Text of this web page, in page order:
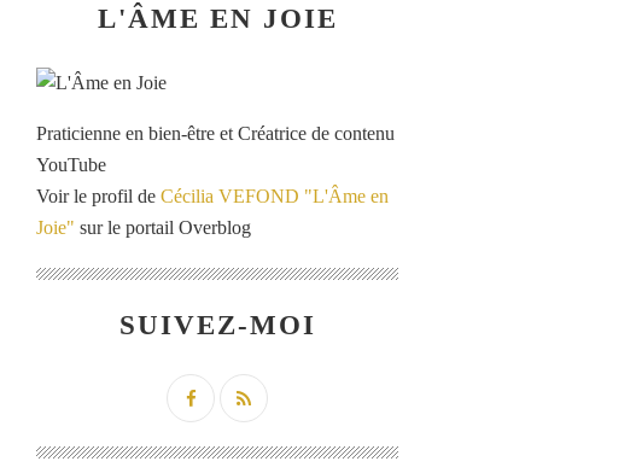
L'ÂME EN JOIE
Praticienne en bien-être et Créatrice de contenu
YouTube
Voir le profil de Cécilia VEFOND "L'Âme en
Joie" sur le portail Overblog
SUIVEZ-MOI